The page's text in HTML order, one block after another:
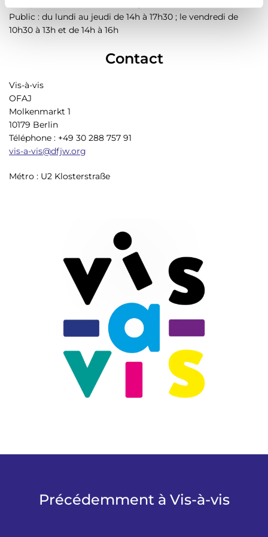
m
e
Public : du lundi au jeudi de 14h à 17h30 ; le vendredi de
10h30 à 13h et de 14h à 16h
Contact
Vis-à-vis
OFAJ
Molkenmarkt 1
10179 Berlin
Téléphone : +49 30 288 757 91
vis-a-vis@dfjw.org
Métro : U2 Klosterstraße
Précédemment à Vis-à-vis